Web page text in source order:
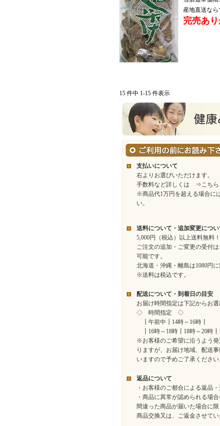
産地直送な
完売あ
15 件中 1-15 件表示
支払いについて
右よりお選びいただけます。
手数料など詳しくは ⇒こちら
※商品代1万円を超える場合に
い。
送料について・追加変更につい
5,000円（税込）以上送料無料！
ご注文の追加・ご変更の受付
可能です。
北海道・沖縄・離島は1080円
※送料は税込です。
配送について・到着日の目安
お届け時間指定は下記からお
◇ 時間指定 ◇
┃午前中┃14時～16時┃
┃16時～18時┃18時～20時
※お客様のご希望に沿うよう
りますが、お届け地域、配送
いますので予めご了承ください
返品について
・お客様のご都合による返品
・商品に異常が認められる場
間違った商品が届いた場合に
商品交換又は、ご返金させて